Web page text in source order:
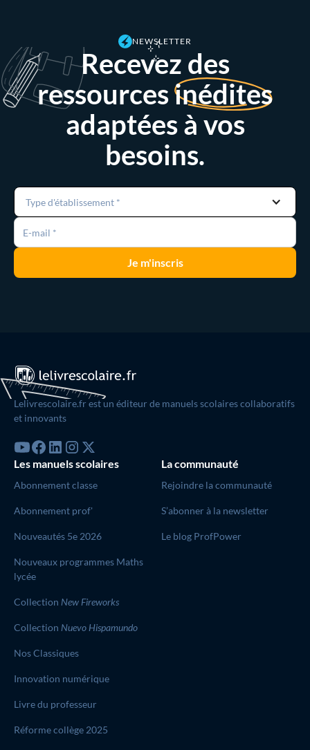
NEWSLETTER
Recevez des
ressourcesinédites
adaptées à vos
besoins.
Type d'établissement *
Lelivrescolaire.fr est un éditeur de manuels scolaires collaboratifs
et innovants
Les manuels scolaires
Abonnement classe
Abonnement prof'
Nouveautés 5e 2026
Nouveaux programmes Maths
lycée
Collection New Fireworks
Collection Nuevo Hispamundo
Nos Classiques
Innovation numérique
Livre du professeur
Réforme collège 2025
La communauté
Rejoindre la communauté
S’abonner à la newsletter
Le blog ProfPower